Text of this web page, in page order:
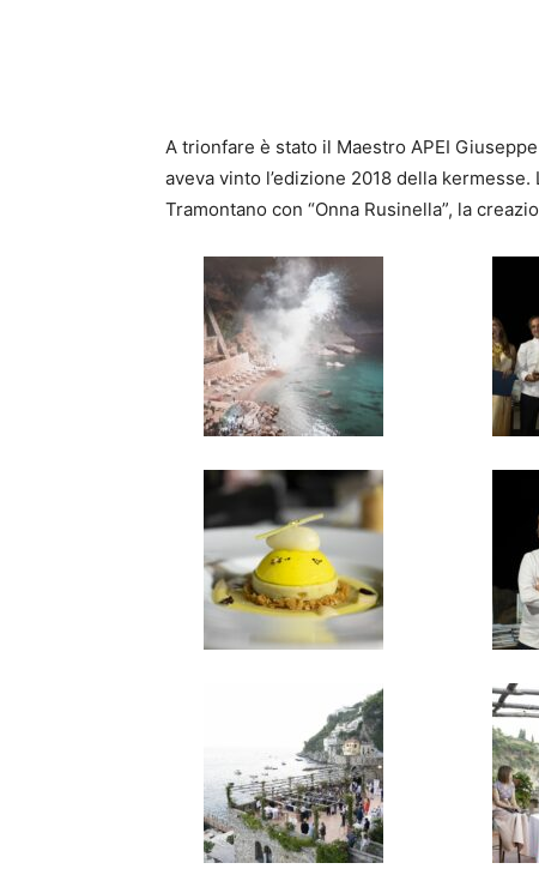
A trionfare è stato il Maestro APEI
aveva vinto l’edizione 2018 della
Tramontano con “Onna Rusinella”, la